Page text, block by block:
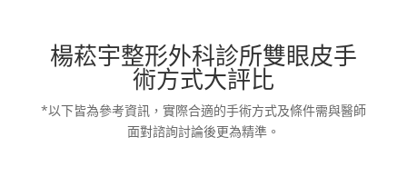
楊菘宇整形外科診所雙眼皮手
術方式大評比
*以下皆為參考資訊，實際合適的手術方式及條件需與醫師
面對諮詢討論後更為精準。